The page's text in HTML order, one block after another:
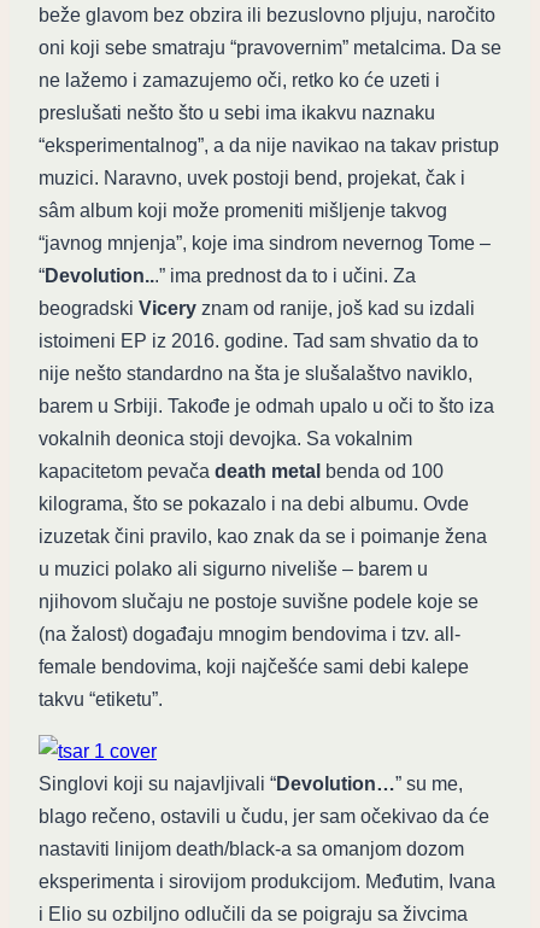
beže glavom bez obzira ili bezuslovno pljuju, naročito
oni koji sebe smatraju “pravovernim” metalcima. Da se
ne lažemo i zamazujemo oči, retko ko će uzeti i
preslušati nešto što u sebi ima ikakvu naznaku
“eksperimentalnog”, a da nije navikao na takav pristup
muzici. Naravno, uvek postoji bend, projekat, čak i
sâm album koji može promeniti mišljenje takvog
“javnog mnjenja”, koje ima sindrom nevernog Tome –
“Devolution...” ima prednost da to i učini. Za
beogradski Vicery znam od ranije, još kad su izdali
istoimeni EP iz 2016. godine. Tad sam shvatio da to
nije nešto standardno na šta je slušalaštvo naviklo,
barem u Srbiji. Takođe je odmah upalo u oči to što iza
vokalnih deonica stoji devojka. Sa vokalnim
kapacitetom pevača death metal benda od 100
kilograma, što se pokazalo i na debi albumu. Ovde
izuzetak čini pravilo, kao znak da se i poimanje žena
u muzici polako ali sigurno niveliše – barem u
njihovom slučaju ne postoje suvišne podele koje se
(na žalost) događaju mnogim bendovima i tzv. all-
female bendovima, koji najčešće sami debi kalepe
takvu “etiketu”.
Singlovi koji su najavljivali “Devolution…” su me,
blago rečeno, ostavili u čudu, jer sam očekivao da će
nastaviti linijom death/black-a sa omanjom dozom
eksperimenta i sirovijom produkcijom. Međutim, Ivana
i Elio su ozbiljno odlučili da se poigraju sa živcima